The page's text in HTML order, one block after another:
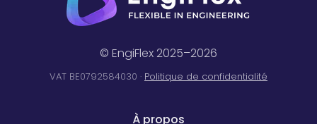
© EngiFlex 2025–2026
VAT BE0792584030 · Politique de confidentialité
À propos